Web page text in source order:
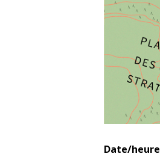
Date/heure